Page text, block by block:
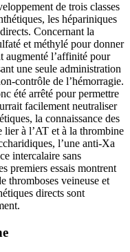
de trois classes
les hépariniques
Concernant la
et méthylé pour donner
augmenté l’affinité pour
une seule administration
contrôle de l’hémorragie.
été arrêté pour permettre
facilement neutraliser
la connaissance des
lier à l’AT et à la thrombine
l’une anti-Xa
intercalaire sans
premiers essais montrent
thromboses veineuse et
directs sont